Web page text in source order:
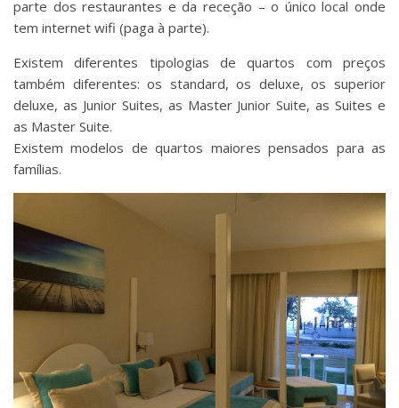
parte dos restaurantes e da receção – o único local onde
tem internet wifi (paga à parte).
Existem diferentes tipologias de quartos com preços
também diferentes: os standard, os deluxe, os superior
deluxe, as Junior Suites, as Master Junior Suite, as Suites e
as Master Suite.
Existem modelos de quartos maiores pensados para as
famílias.